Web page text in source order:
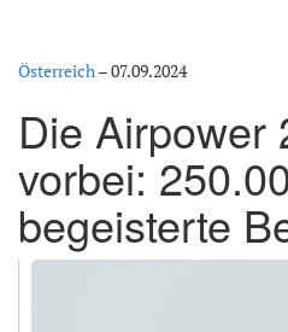
Österreich–07.09.2024
Die Airpower
vorbei:
begeisterte